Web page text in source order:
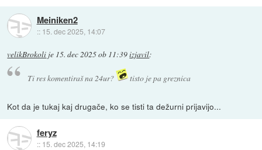
Meiniken2
:: 15. dec 2025, 14:07
velikBrokoli je 15. dec 2025 ob 11:39izjavil:
Ti res komentiraš na 24ur? tisto je pa greznica
Kot da je tukaj kaj drugače, ko se tisti ta dežurni prijavijo...
feryz
:: 15. dec 2025, 14:19